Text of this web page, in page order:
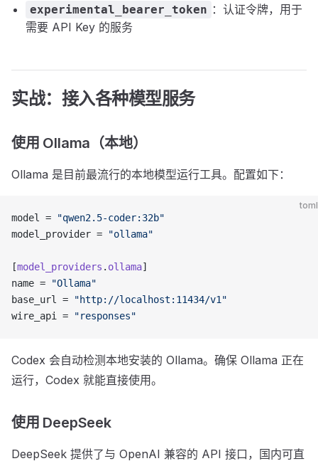
experimental_bearer_token ：认证令牌，用于
需要 API Key 的服务
实战：接入各种模型服务
使用 Ollama（本地）
Ollama 是目前最流行的本地模型运行工具。配置如下：
toml
model =
"qwen2.5-coder:32b"
model_provider =
"ollama"
[model_providers . ollama]
name =
"Ollama"
base_url =
"http://localhost:11434/v1"
wire_api =
"responses"
Codex 会自动检测本地安装的 Ollama。确保 Ollama 正在
运行，Codex 就能直接使用。
使用 DeepSeek
DeepSeek 提供了与 OpenAI 兼容的 API 接口，国内可直